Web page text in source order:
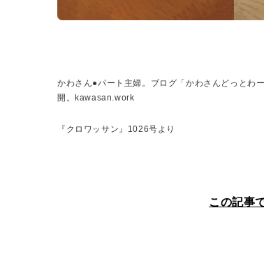
かわさん●パート主婦。ブログ「かわさんどっとわ
開。kawasan.work
『クロワッサン』1026号より
この記事